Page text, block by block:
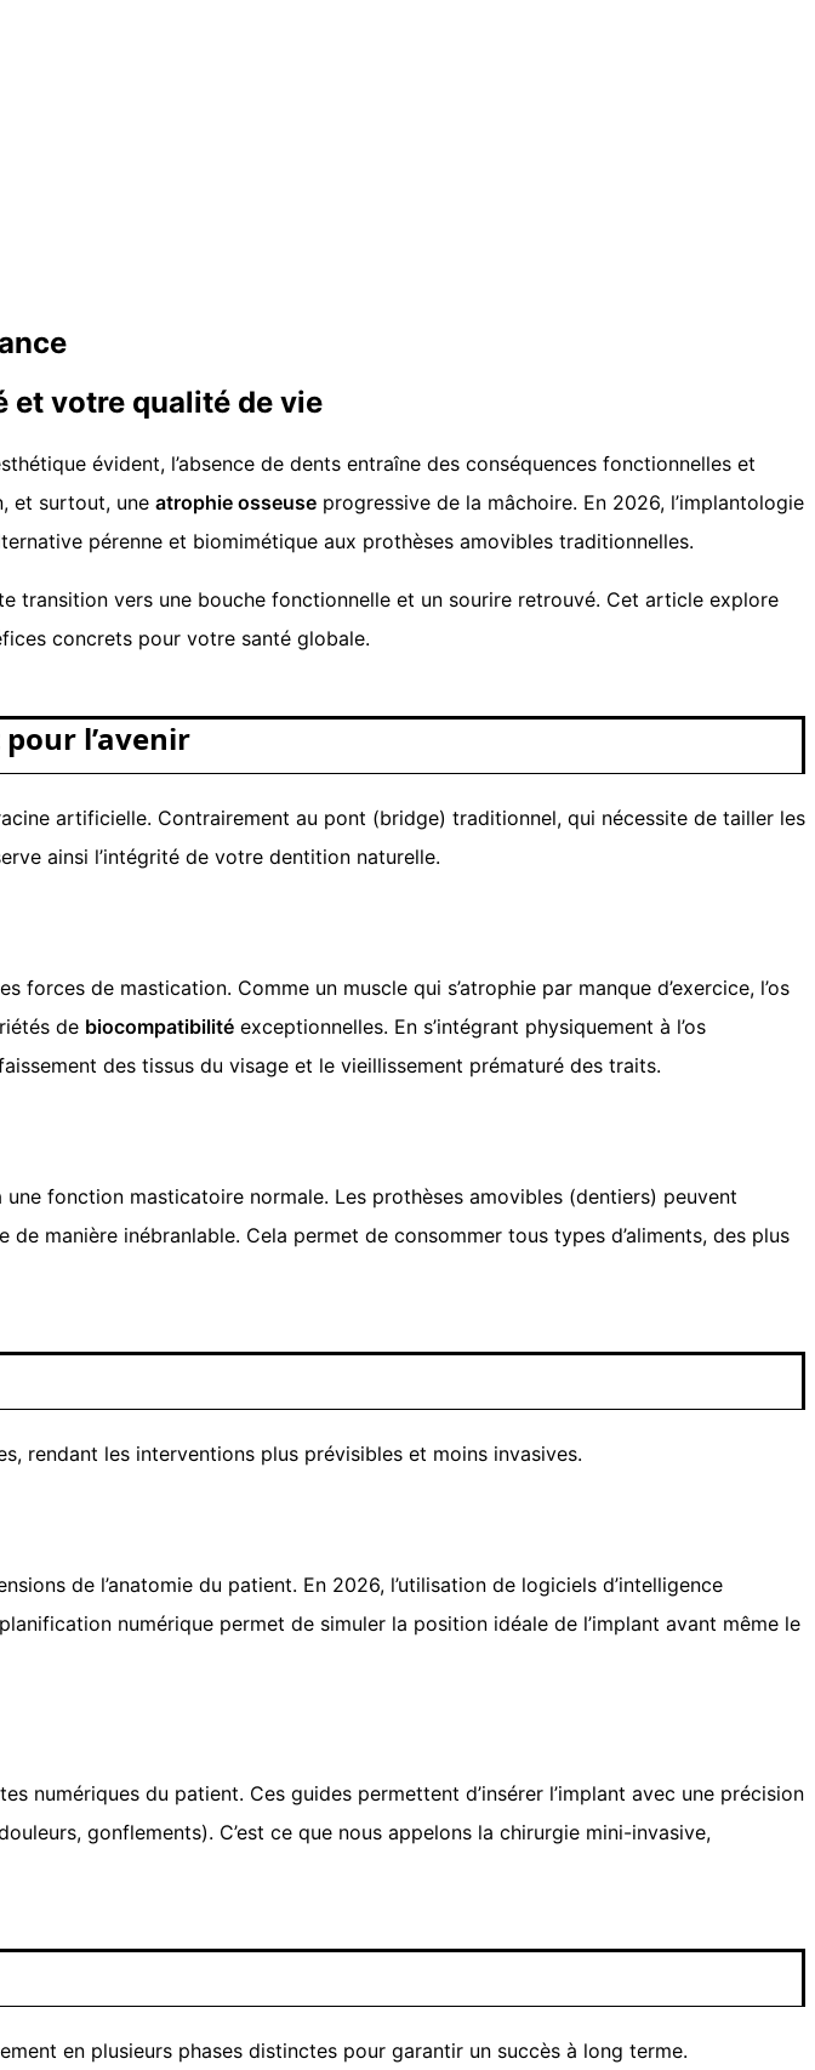
et votre qualité de vie
évident, l’absence de dents entraîne des conséquences fonctionnelles et
et surtout, une atrophie osseuse progressive de la mâchoire. En 2026, l’implantologie
pérenne et biomimétique aux prothèses amovibles traditionnelles.
transition vers une bouche fonctionnelle et un sourire retrouvé. Cet article explore
concrets pour votre santé globale.
l’avenir
artificielle. Contrairement au pont (bridge) traditionnel, qui nécessite de tailler les
ainsi l’intégrité de votre dentition naturelle.
forces de mastication. Comme un muscle qui s’atrophie par manque d’exercice, l’os
de biocompatibilité exceptionnelles. En s’intégrant physiquement à l’os
des tissus du visage et le vieillissement prématuré des traits.
fonction masticatoire normale. Les prothèses amovibles (dentiers) peuvent
de manière inébranlable. Cela permet de consommer tous types d’aliments, des plus
rendant les interventions plus prévisibles et moins invasives.
de l’anatomie du patient. En 2026, l’utilisation de logiciels d’intelligence
numérique permet de simuler la position idéale de l’implant avant même le
numériques du patient. Ces guides permettent d’insérer l’implant avec une précision
gonflements). C’est ce que nous appelons la chirurgie mini-invasive,
en plusieurs phases distinctes pour garantir un succès à long terme.